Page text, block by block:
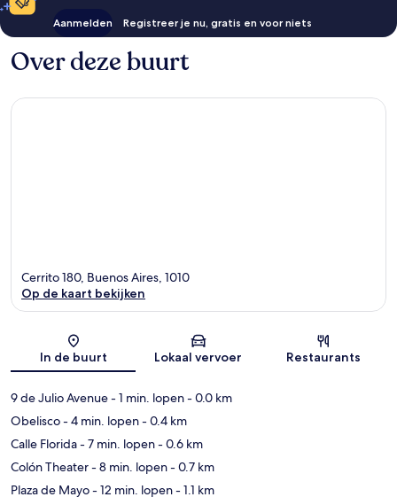
Aanmelden Registreer je nu, gratis en voor niets
Over deze buurt
Kaart
Cerrito 180, Buenos Aires, 1010
Op de kaart bekijken
In de buurt Lokaal vervoer Restaurants
9 de Julio Avenue- 1 min. lopen- 0.0 km
Obelisco- 4 min. lopen- 0.4 km
Calle Florida- 7 min. lopen- 0.6 km
Colón Theater- 8 min. lopen- 0.7 km
Plaza de Mayo- 12 min. lopen- 1.1 km